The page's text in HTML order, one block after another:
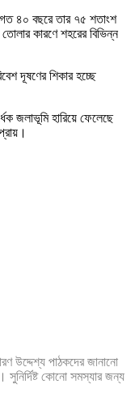
গত ৪০ বছরে তার ৭৫ শতাংশ
কারণে শহরের বিভিন্ন
দূষণের শিকার হচ্ছে
জলাভূমি হারিয়ে ফেলেছে
উদ্দেশ্য পাঠকদের জানানো
সুনির্দিষ্ট কোনো সমস্যার জন্য